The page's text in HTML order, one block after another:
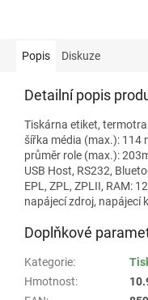
Popis Diskuze
Detailní popis
Tiskárna etiket,
šířka média (max.): 114
průměr role (max.):
USB Host, RS232,
EPL, ZPL, ZPLII, RAM:
napájecí zdroj, napájecí
Doplňkové
Kategorie:
Hmotnost: